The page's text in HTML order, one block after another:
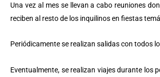
Una vez al mes se llevan a cabo reuniones
reciben al resto de los inquilinos en fiestas
Periódicamente se realizan salidas con todos
Eventualmente, se realizan viajes durante los